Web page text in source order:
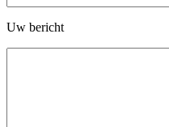
Uw bericht